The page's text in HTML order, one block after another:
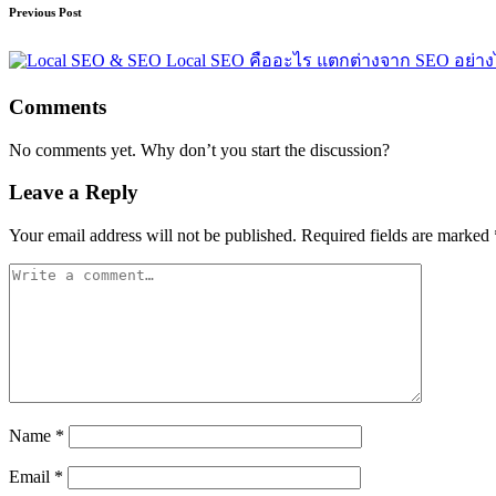
Post
navigation
Previous Post
Local SEO คืออะไร แตกต่างจาก SEO อย่า
Comments
No comments yet. Why don’t you start the discussion?
Leave a Reply
Your email address will not be published. Required fields are marked
Name *
Email *